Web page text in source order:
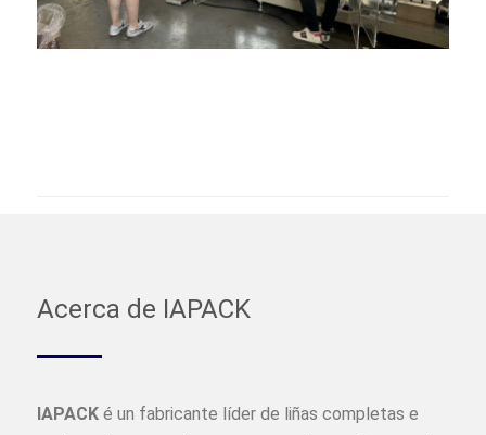
Acerca de IAPACK
IAPACK é un fabricante líder de liñas completas e